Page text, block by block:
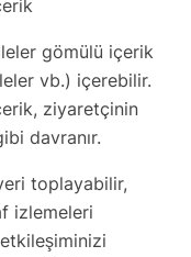
gömülü içerik
vb.) içerebilir.
ziyaretçinin
davranır.
toplayabilir,
izlemeleri